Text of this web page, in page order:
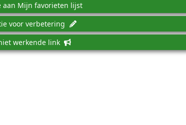
aan Mijn favorieten lijst
voor verbetering
werkende link